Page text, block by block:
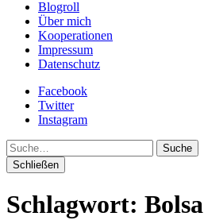
Blogroll
Über mich
Kooperationen
Impressum
Datenschutz
Facebook
Twitter
Instagram
Suche
Schließen
Schlagwort: Bolsa